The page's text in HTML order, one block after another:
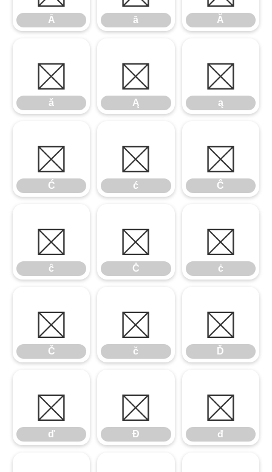
Ā ā Ă
ă
ă
Ą
Ą
ą
ą
Ć
Ć
ć
ć
Ĉ
Ĉ
ĉ
ĉ
Ċ
Ċ
ċ
ċ
Č
Č
č
č
Ď
Ď
ď
ď
Đ
Đ
đ
đ